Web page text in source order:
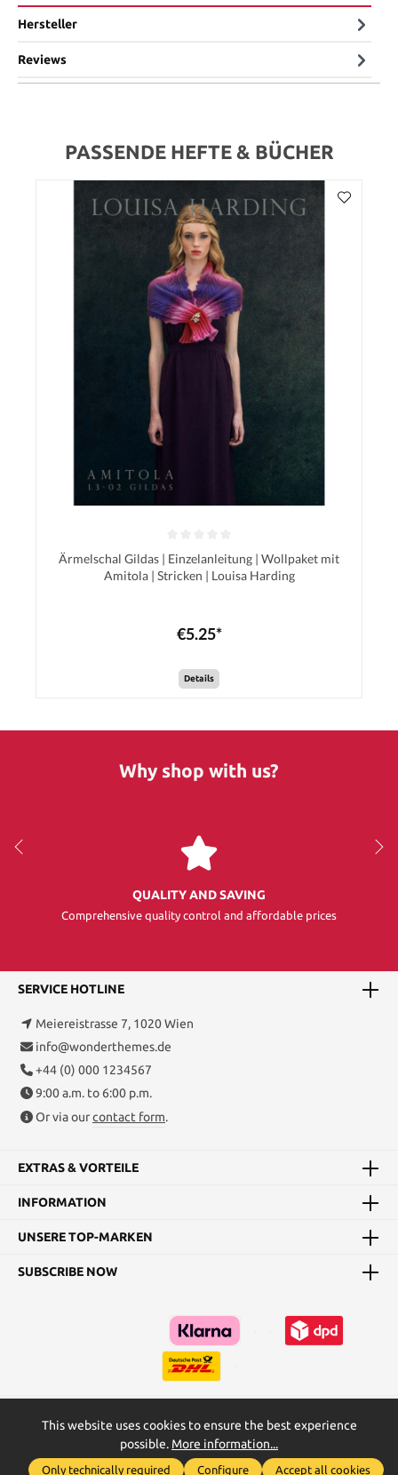
Hersteller
Reviews
PASSENDE HEFTE & BÜCHER
Ärmelschal Gildas | Einzelanleitung | Wollpaket mit
Amitola | Stricken | Louisa Harding
€5.25*
Details
Why shop with us?
QUALITY AND SAVING
Comprehensive quality control and affordable prices
SERVICE HOTLINE
Meiereistrasse 7, 1020 Wien
info@wonderthemes.de
+44 (0) 000 1234567
9:00 a.m. to 6:00 p.m.
Or via ourcontact form.
EXTRAS & VORTEILE
INFORMATION
UNSERE TOP-MARKEN
SUBSCRIBE NOW
Kataloge Maßtabellen & Grundanleitungen
* All prices incl. VAT plusshipping costsand possible delivery
Show toolbar
This website uses cookies to ensure the best experience
possible. More information...
Only technically required Configure Accept all cookies